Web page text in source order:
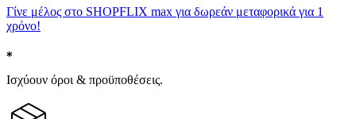
Γίνε μέλος στο SHOPFLIX max για δωρεάν μεταφορικά για 1
χρόνο!
Ισχύουν όροι & προϋποθέσεις.